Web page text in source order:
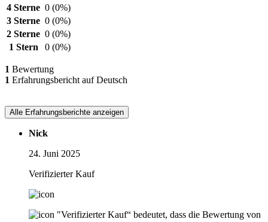
4 Sterne 0 (0%)
3 Sterne 0 (0%)
2 Sterne 0 (0%)
1 Stern
0 (0%)
1 Bewertung
1 Erfahrungsbericht auf Deutsch
Alle Erfahrungsberichte anzeigen
Nick
24. Juni 2025
Verifizierter Kauf
"Verifizierter Kauf“ bedeutet, dass die Bewertung von